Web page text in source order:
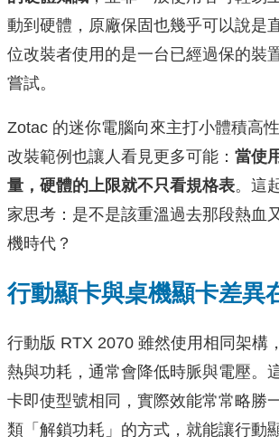
動到硬體，原廠保固也幾乎可以說是
位改裝者使用的是一台已經過保的裝
嘗試。
Zotac 的迷你電腦向來主打小體積高
改裝範例也讓人看見更多可能： 當使
量，硬體的上限就不只看規格表。這
家思考：是不是該重溫過去那段熱血
機時代？
行動顯卡與桌機顯卡差異
行動版 RTX 2070 雖然使用相同架構
熱與功耗，通常會降低時脈與電壓。
卡即使型號相同，實際效能常常略勝
類「解鎖功耗」的方式，就能讓行動